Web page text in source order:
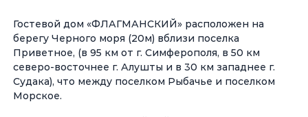
Гостевой дом «ФЛАГМАНСКИЙ» расположен на
берегу Черного моря (20м) вблизи поселка
Приветное, (в 95 км от г. Симферополя, в 50 км
северо-восточнее г. Алушты и в 30 км западнее г.
Судака), что между поселком Рыбачье и поселком
Морское.